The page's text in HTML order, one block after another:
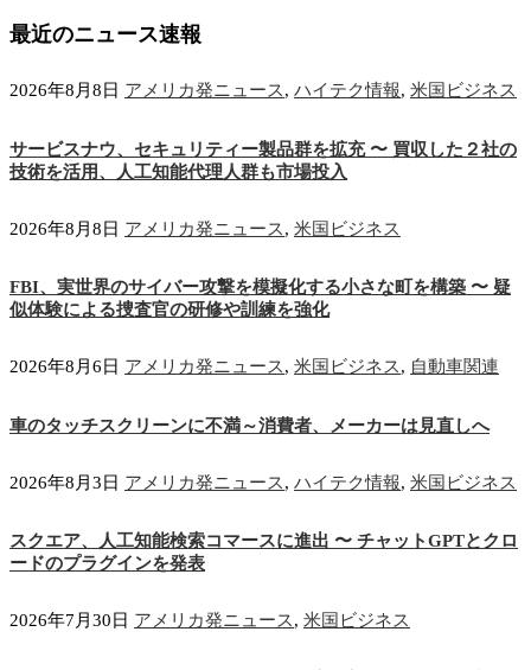
最近のニュース速報
2026年8月8日 アメリカ発ニュース, ハイテク情報, 米国ビジネス
サービスナウ、セキュリティー製品群を拡充 〜 買収した２社の
技術を活用、人工知能代理人群も市場投入
2026年8月8日 アメリカ発ニュース, 米国ビジネス
FBI、実世界のサイバー攻撃を模擬化する小さな町を構築 〜 疑
似体験による捜査官の研修や訓練を強化
2026年8月6日 アメリカ発ニュース, 米国ビジネス, 自動車関連
車のタッチスクリーンに不満～消費者、メーカーは見直しへ
2026年8月3日 アメリカ発ニュース, ハイテク情報, 米国ビジネス
スクエア、人工知能検索コマースに進出 〜 チャットGPTとクロ
ードのプラグインを発表
2026年7月30日 アメリカ発ニュース, 米国ビジネス